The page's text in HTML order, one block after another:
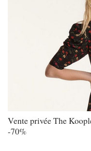
Vente privée The
-70%